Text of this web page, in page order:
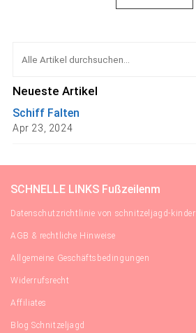
Neueste Artikel
Schiff Falten
Apr 23, 2024
SCHNELLE LINKS Fußzeilenm
Datenschutzrichtlinie von schnitzeljagd-kinder
AGB & rechtliche Hinweise
Allgemeine Geschäftsbedingungen
Widerrufsrecht
Affiliates
Blog Schnitzeljagd